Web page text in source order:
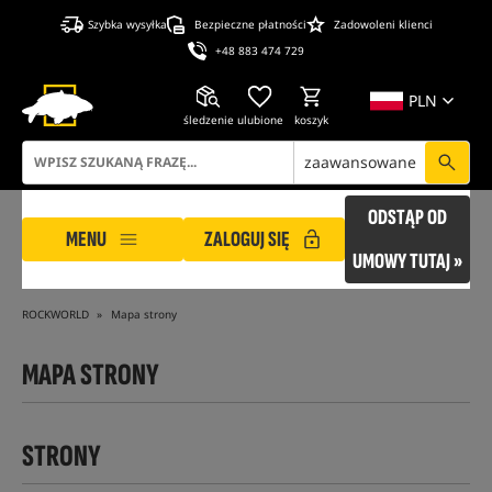
Szybka wysyłka Bezpieczne płatności
Zadowoleni klienci
+48 883 474 729
PLN
śledzenie ulubione koszyk
zaawansowane
MENU ZALOGUJ SIĘ
ODSTĄP OD
UMOWY TUTAJ »
ROCKWORLD Mapa strony
MAPA STRONY
STRONY